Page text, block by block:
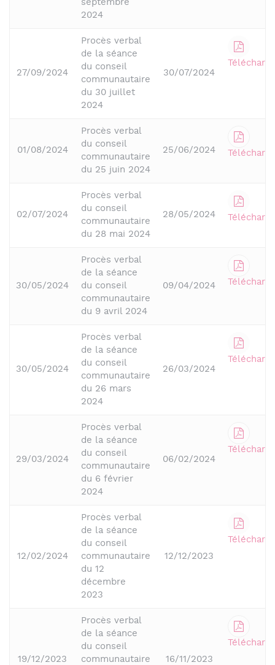
septembre
2024
27/09/2024
Procès verbal
de la séance
du conseil
communautaire
du 30 juillet
2024
30/07/2024
01/08/2024
Procès verbal
du conseil
communautaire
du 25 juin 2024
25/06/2024
02/07/2024
Procès verbal
du conseil
communautaire
du 28 mai 2024
28/05/2024
30/05/2024
Procès verbal
de la séance
du conseil
communautaire
du 9 avril 2024
09/04/2024
30/05/2024
Procès verbal
de la séance
du conseil
communautaire
du 26 mars
2024
26/03/2024
29/03/2024
Procès verbal
de la séance
du conseil
communautaire
du 6 février
2024
06/02/2024
12/02/2024
Procès verbal
de la séance
du conseil
communautaire
du 12
décembre
2023
12/12/2023
19/12/2023
Procès verbal
de la séance
du conseil
communautaire
16/11/2023